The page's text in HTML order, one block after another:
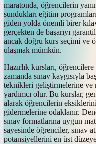
maratonda, öğrencilerin
sundukları eğitim
giden yolda önemli birer
gerçekten de başarıyı
ancak doğru kurs seçimi ve
ulaşmak mümkün.
Hazırlık kursları,
zamanda sınav kaygısıyla
teknikleri geliştirmelerine ve
yardımcı olur. Bu kurslar,
alarak öğrencilerin
gidermelerine odaklanır.
sınav formatlarına uygun
sayesinde öğrenciler, sınav
potansiyellerini en üst